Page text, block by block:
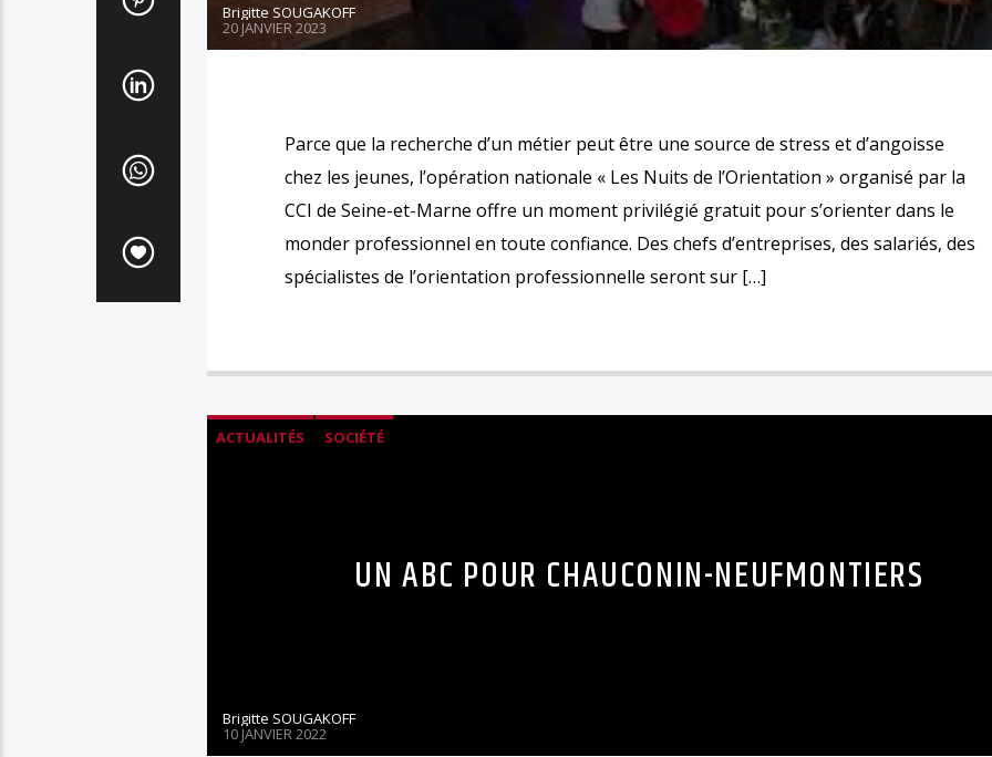
Brigitte SOUGAKOFF
20 JANVIER 2023
Parce que la recherche d’un métier peut être une source de stress et d’angoisse
chez les jeunes, l’opération nationale « Les Nuits de l’Orientation » organisé par la
CCI de Seine-et-Marne offre un moment privilégié gratuit pour s’orienter dans le
monder professionnel en toute confiance. Des chefs d’entreprises, des salariés, des
spécialistes de l’orientation professionnelle seront sur […]
ACTUALITÉS SOCIÉTÉ
UN ABC POUR CHAUCONIN-NEUFMONTIERS
Brigitte SOUGAKOFF
10 JANVIER 2022